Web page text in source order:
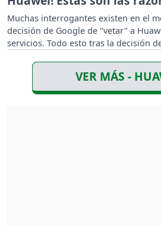
Muchas interrogantes existen en el
decisión de Google de "vetar" a
servicios. Todo esto tras la decisión
VER MÁS -